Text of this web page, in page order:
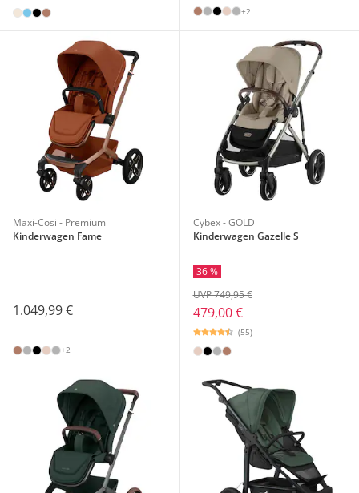
+2
Maxi-Cosi - Premium
Kinderwagen Fame
1.049,99 €
+2
Cybex - GOLD
Kinderwagen Gazelle S
36 %
479,00 €
UVP 749,95 €
(55)